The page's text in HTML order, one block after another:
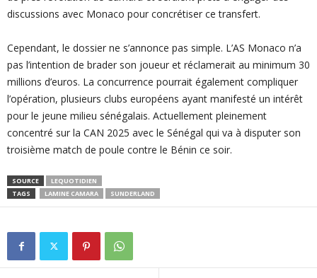
discussions avec Monaco pour concrétiser ce transfert.
Cependant, le dossier ne s’annonce pas simple. L’AS Monaco n’a
pas l’intention de brader son joueur et réclamerait au minimum 30
millions d’euros. La concurrence pourrait également compliquer
l’opération, plusieurs clubs européens ayant manifesté un intérêt
pour le jeune milieu sénégalais. Actuellement pleinement
concentré sur la CAN 2025 avec le Sénégal qui va à disputer son
troisième match de poule contre le Bénin ce soir.
SOURCE
LEQUOTIDIEN
TAGS
LAMINE CAMARA SUNDERLAND